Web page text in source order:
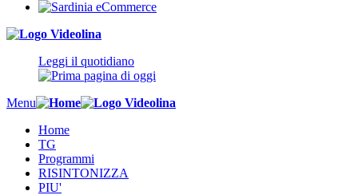
Leggi il quotidiano
Menu
Home
TG
Programmi
RISINTONIZZA
PIU'